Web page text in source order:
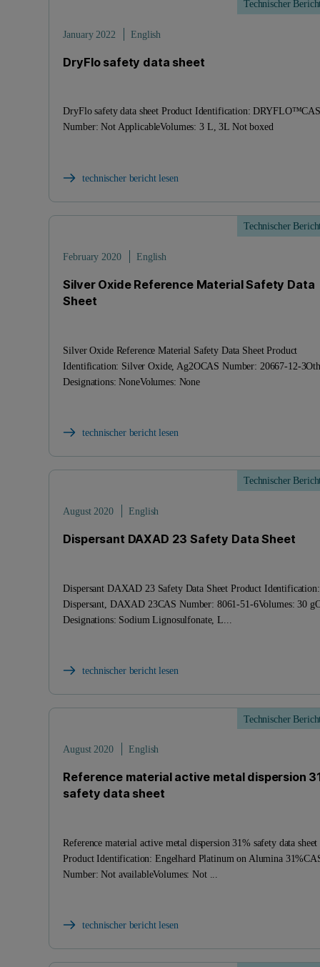
Technischer
January 2022 English
DryFlo safety data sheet
DryFlo safety data sheet Product Identification: DRYFLO™CAS
Number: Not ApplicableVolumes: 3 L, 3L Not boxed
technischer bericht lesen
Technischer
February 2020 English
Silver Oxide Reference Material Safety Data
Sheet
Silver Oxide Reference Material Safety Data Sheet Product
Identification: Silver Oxide, Ag2OCAS Number: 20667-12-
Designations: NoneVolumes: None
technischer bericht lesen
Technischer
August 2020 English
Dispersant DAXAD 23 Safety Data Sheet
Dispersant DAXAD 23 Safety Data Sheet Product Identification:
Dispersant, DAXAD 23CAS Number: 8061-51-6Volumes: 30
Designations: Sodium Lignosulfonate, L...
technischer bericht lesen
Technischer
August 2020 English
Reference material active metal dispersion
safety data sheet
Reference material active metal dispersion 31% safety data sheet
Product Identification: Engelhard Platinum on Alumina
Number: Not availableVolumes: Not ...
technischer bericht lesen